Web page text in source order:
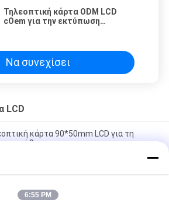
Τηλεοπτική κάρτα ODM LCD
cOem για την εκτύπωση
Να συνεχίσει
LCD
κάρτα 90*50mm LCD για τη
προώθησης
φυλλάδιων τεχνολογίας LCD
εκτύπωση CMYK
LCD cOem για την εκτύπωση
6:55 PM